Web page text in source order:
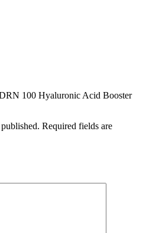
100 Hyaluronic Acid Booster
Required fields are